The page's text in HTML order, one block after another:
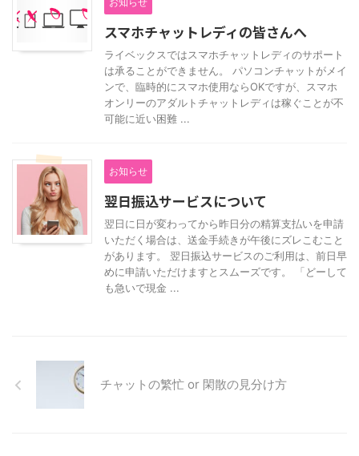
スマホチャットレディの皆さんへ
ライベックスではスマホチャットレディのサポート
は承ることができません。 パソコンチャットがメイ
ンで、臨時的にスマホ使用ならOKですが、スマホ
オンリーのアダルトチャットレディは稼ぐことが不
可能に近い困難 ...
お知らせ
翌日振込サービスについて
翌日に日が変わってから昨日分の精算支払いを申請
いただく場合は、送金手続きが午後にズレこむこと
があります。 翌日振込サービスのご利用は、前日早
めに申請いただけますとスムーズです。 「どーして
も急いで現金 ...
チャットの繁忙 or 閑散の見分け方